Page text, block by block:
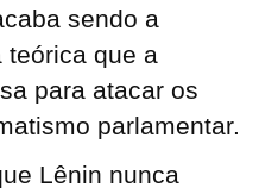
sendo a
teórica que a
para atacar os
parlamentar.
Lênin nunca